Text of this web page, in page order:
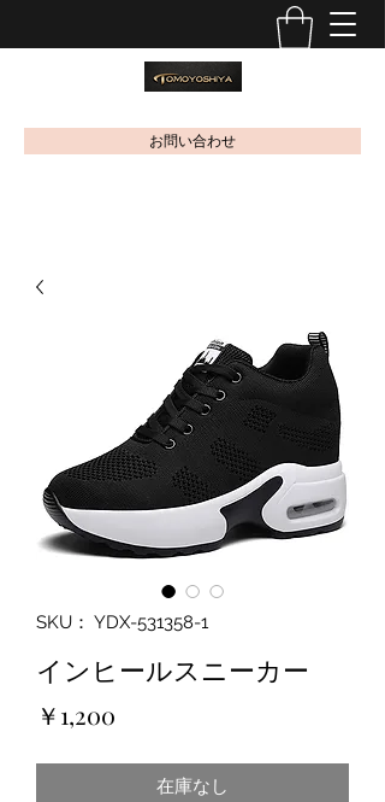
お問い合わせ
SKU： YDX-531358-1
インヒールスニーカー
￥1,200
在庫なし